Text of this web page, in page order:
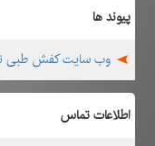
پیوند ها
وب سایت کفش طبی
اطلاعات تماس